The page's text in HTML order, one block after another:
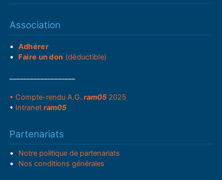
Association
Adhérer
Faire un don (déductible)
• Compte-rendu A.G.ram05 2025
• Intranetram05
Partenariats
Notre politique de partenariats
Nos conditions générales